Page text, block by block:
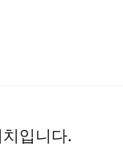
입니다.